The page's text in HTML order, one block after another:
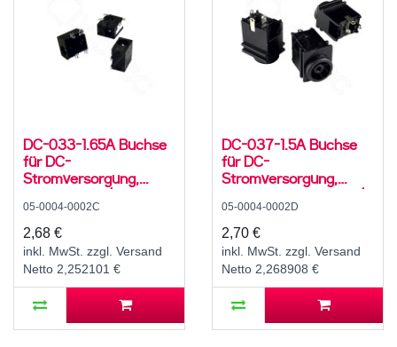
DC-033-1.65A Buchse
für DC-
Stromversorgung,
SMD, für 3,5 / 1,7 mm
Hohlstecker, 30 V, 500
mA, 90°, -20..70 °C
05-0004-0002C
2,68 €
inkl. MwSt. zzgl. Versand
Netto 2,252101 €
DC-037-1.5A Buchse
für DC-
Stromversorgung,
Lötfahnen, für 4,3..6 /
1,4 mm Stecker, 30 V,
500 mA, 0°, -20..70 °C
05-0004-0002D
2,70 €
inkl. MwSt. zzgl. Versand
Netto 2,268908 €